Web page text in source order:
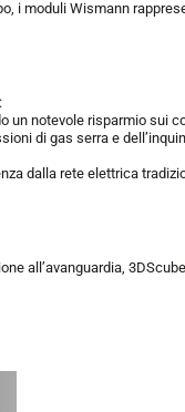
i moduli Wismann
un notevole risparmio sui
di gas serra e
dalla rete elettrica
all’avanguardia,